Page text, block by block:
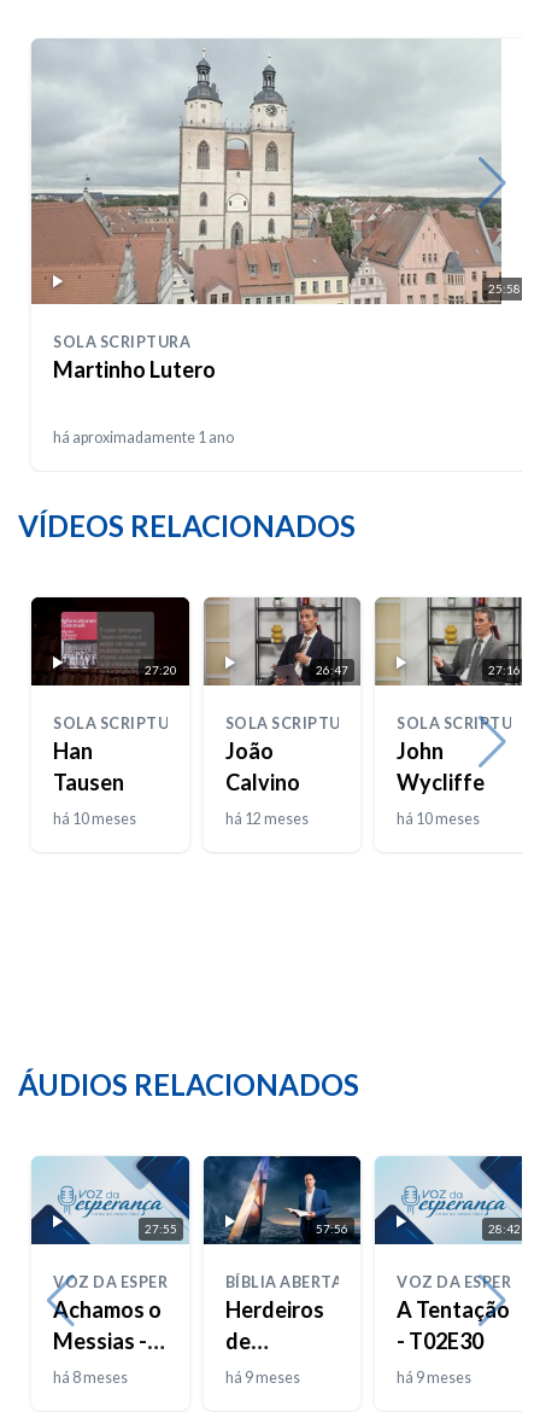
25:58
SOLA SCRIPTURA
Martinho Lutero
há aproximadamente 1 ano
VÍDEOS RELACIONADOS
27:20
SOLA SCRIPTURA
Han
Tausen
há 10 meses
26:47
SOLA SCRIPTURA
João
Calvino
há 12 meses
27:16
SOLA SCRIPTURA
John
Wycliffe
há 10 meses
ÁUDIOS RELACIONADOS
27:55
VOZ DA ESPERANÇA
Achamos o
Messias -
T02E31
há 8 meses
57:56
BÍBLIA ABERTA
Herdeiros
de
Promessas,
há 9 meses
28:42
VOZ DA
A Tentação
- T02E30
há 9 meses